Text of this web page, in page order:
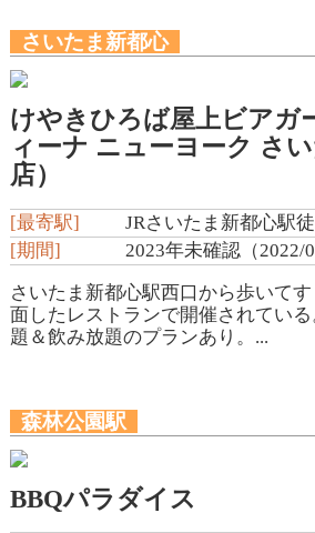
さいたま新都心
けやきひろば屋上ビアガ
ィーナ ニューヨーク さ
店）
[最寄駅]
JRさいたま新都心駅
[期間]
2023年未確認（2022/
さいたま新都心駅西口から歩いて
面したレストランで開催されてい
題＆飲み放題のプランあり。...
森林公園駅
BBQパラダイス